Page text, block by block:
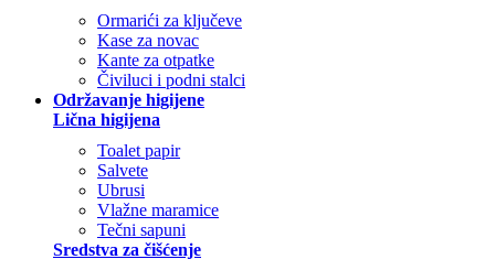
Ormarići za ključeve
Kase za novac
Kante za otpatke
Čiviluci i podni stalci
Održavanje higijene
Lična higijena
Toalet papir
Salvete
Ubrusi
Vlažne maramice
Tečni sapuni
Sredstva za čišćenje